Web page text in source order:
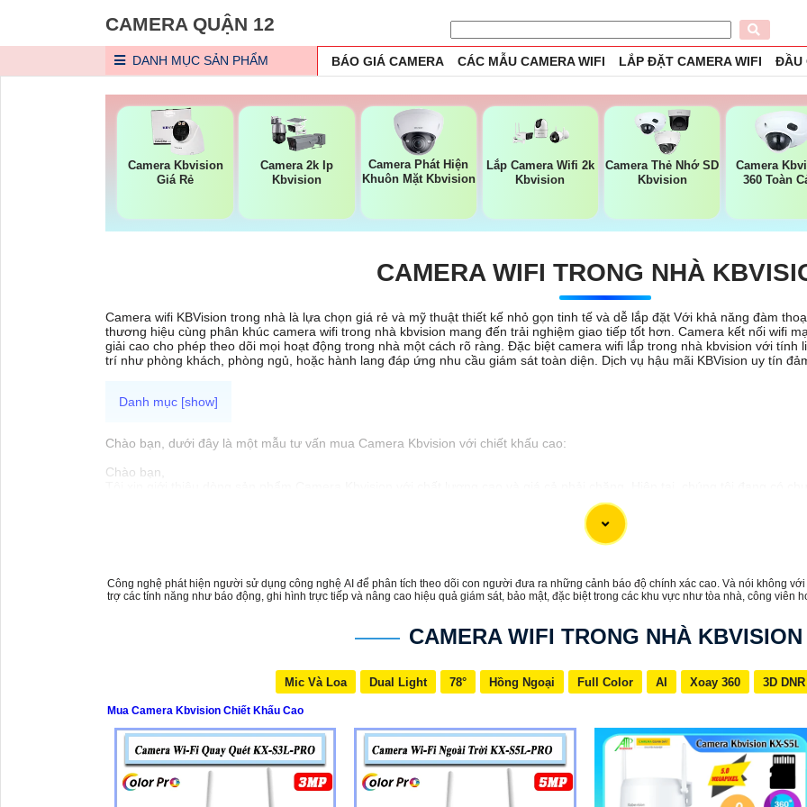
CAMERA QUẬN 12
DANH MỤC SẢN PHẨM BÁO GIÁ CAMERA CÁC MẪU CAMERA WIFI LẮP ĐẶT CAMERA WIFI ĐẦU
Camera Kbvision
Giá Rẻ
Camera 2k Ip
Kbvision
Camera Phát Hiện
Khuôn Mặt Kbvision
Lắp Camera Wifi 2k
Kbvision
Camera Thẻ Nhớ SD
Kbvision
Camera
360 Toàn
CAMERA WIFI TRONG NHÀ
Camera wifi KBVision trong nhà là lựa chọn giá rẻ và mỹ thuật thiết kế nhỏ gọn tinh tế và dễ lắp đặt Với khả năng đàm
thương hiệu cùng phân khúc camera wifi trong nhà kbvision mang đến trải nghiệm giao tiếp tốt hơn. Camera kết nối wifi
giải cao cho phép theo dõi mọi hoạt động trong nhà một cách rõ ràng. Đặc biệt camera wifi lắp trong nhà kbvision với
trí như phòng khách, phòng ngủ, hoặc hành lang đáp ứng nhu cầu giám sát toàn diện. Dịch vụ hậu mãi KBVision uy tín
Chào bạn, dưới đây là một mẫu tư vấn mua Camera Kbvision với chiết khấu cao:
Chào bạn,
sẽ cung cấp cho bạn hệ thống giám sát
Nếu bạn quan tâm đến việc mua Camera Kbvision với chiết khấu cao, hãy liên hệ với chúng tôi để biết thêm thông tin chi
Hy vọng thông tin trên sẽ Có rất nhiều giá trị cao cấp đối với bạn. Nếu bạn cần thêm thông tin hoặc muốn tư vấn về sản
Công nghệ phát hiện người sử dụng công nghệ AI để phân tích theo dõi con người đưa ra những cảnh báo độ chính xác cao. Và nói không
trợ các tính năng như báo động, ghi hình trực tiếp và nâng cao hiệu quả giám sát, bảo mật, đặc biệt trong các khu vực như tòa nhà, công viên
CAMERA WIFI TRONG NHÀ KBVISION
Mic Và Loa Dual Light 78° Hồng Ngoại Full Color AI Xoay 360 3D DNR
Mua Camera Kbvision Chiết Khấu Cao